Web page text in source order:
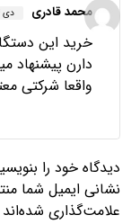
محمد قادری دی ۲۴, ۱۴۰۳
خرید این
دارن پیشنهاد
واقعا شرکتی
دیدگاه خود را
نشانی ایمیل شما
علامت‌گذاری